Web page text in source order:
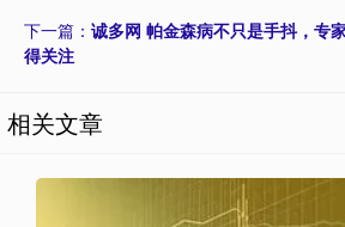
下一篇： 诚多网 帕金森病不只是手抖，专
得关注
相关文章